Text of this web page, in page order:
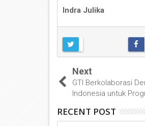
Indra Julika
Next
GTI Berkolaborasi
Indonesia untuk
RECENT POST